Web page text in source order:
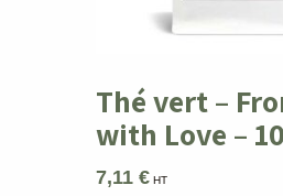
Thé vert –
with Love –
7,11 € HT